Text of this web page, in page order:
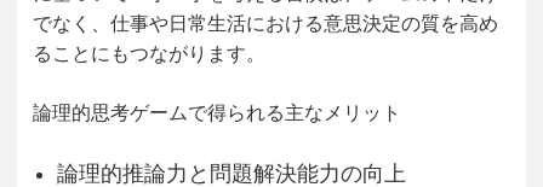
でなく、仕事や日常生活における意思決定の質を高め
ることにもつながります。
論理的思考ゲームで得られる主なメリット
論理的推論力と問題解決能力の向上